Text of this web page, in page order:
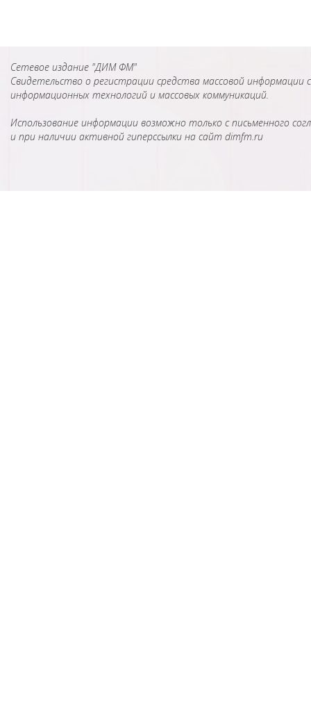
Сетевое издание "ДИМ ФМ"
Свидетельство о регистрации средства массовой
информационных технологий и массовых коммуникаций.
Использование информации возможно только с письменного
и при наличии активной гиперссылки на сайт dimfm.ru